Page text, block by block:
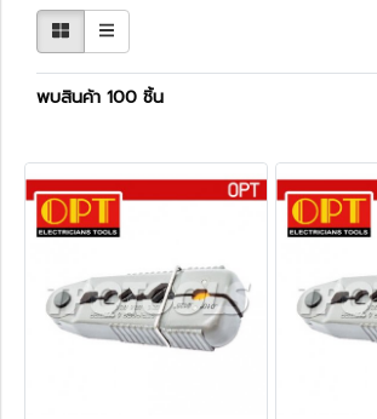
พบสินค้า 100 ชิ้น